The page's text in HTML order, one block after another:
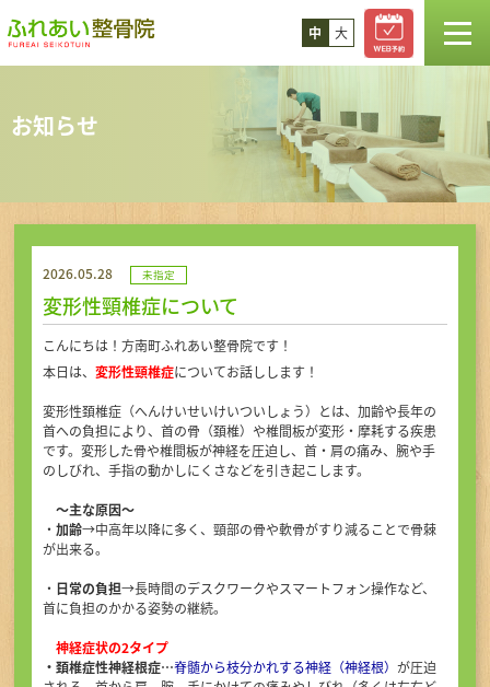
中 大
お知らせ
2026.05.28 未指定
変形性頸椎症について
こんにちは！方南町ふれあい整骨院です！
本日は、変形性頸椎症についてお話しします！
変形性頚椎症（へんけいせいけいついしょう）とは、加齢や長年の
首への負担により、首の骨（頚椎）や椎間板が変形・摩耗する疾患
です。変形した骨や椎間板が神経を圧迫し、首・肩の痛み、腕や手
のしびれ、手指の動かしにくさなどを引き起こします。
～主な原因～
・加齢→中高年以降に多く、頸部の骨や軟骨がすり減ることで骨棘
が出来る。
・ 日常の負担→長時間のデスクワークやスマートフォン操作など、
首に負担のかかる姿勢の継続。
神経症状の2タイプ
・頚椎症性神経根症…脊髄から枝分かれする神経（神経根）が圧迫
診療案内
コラム
料金
初めての方へ